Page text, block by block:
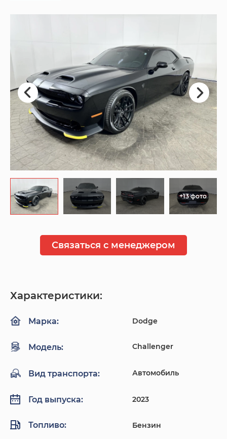
+13 фото
Связаться с менеджером
Характеристики:
Марка: Dodge
Модель: Challenger
Вид транспорта: Автомобиль
Год выпуска: 2023
Топливо: Бензин